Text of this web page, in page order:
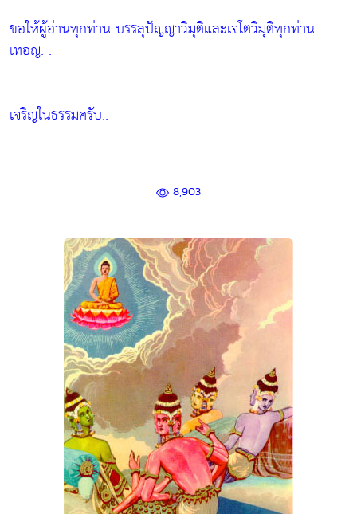
ขอให้ผู้อ่านทุกท่าน บรรลุปัญญาวิมุติและเจโตวิมุติทุกท่าน
เทอญ. .
เจริญในธรรมครับ..
8,903